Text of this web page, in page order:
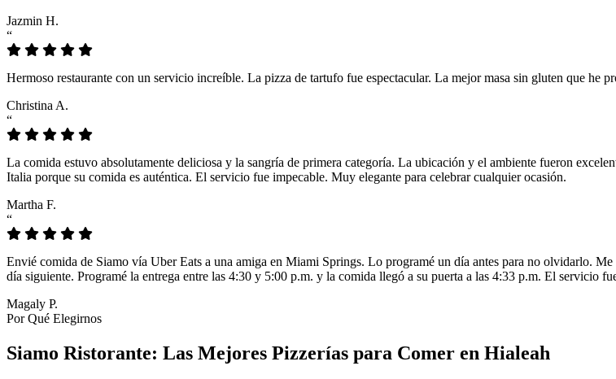
Jazmin H.
“
Hermoso restaurante con un servicio increíble. La pizza de tartufo fue espectacular. La mejor masa sin gluten que he
Christina A.
“
La comida estuvo absolutamente deliciosa y la sangría de primera categoría. La ubicación y el ambiente fueron
Italia porque su comida es auténtica. El servicio fue impecable. Muy elegante para celebrar cualquier ocasión.
Martha F.
“
Envié comida de Siamo vía Uber Eats a una amiga en Miami Springs. Lo programé un día antes para no olvidarlo.
día siguiente. Programé la entrega entre las 4:30 y 5:00 p.m. y la comida llegó a su puerta a las 4:33 p.m. El servicio
Magaly P.
Por Qué Elegirnos
Siamo Ristorante: Las Mejores Pizzerías para Comer en Hialeah